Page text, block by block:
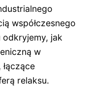
współczesnego
jak
w
relaksu.